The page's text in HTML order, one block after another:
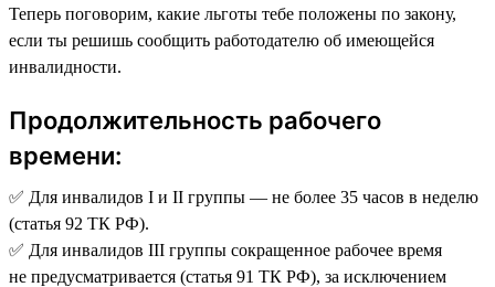
Теперь поговорим, какие льготы тебе положены по закону,
если ты решишь сообщить работодателю об имеющейся
инвалидности.
Продолжительность рабочего
времени:
✅ Для инвалидов I и II группы — не более 35 часов в неделю
(статья 92 ТК РФ).
✅ Для инвалидов III группы сокращенное рабочее время
не предусматривается (статья 91 ТК РФ), за исключением